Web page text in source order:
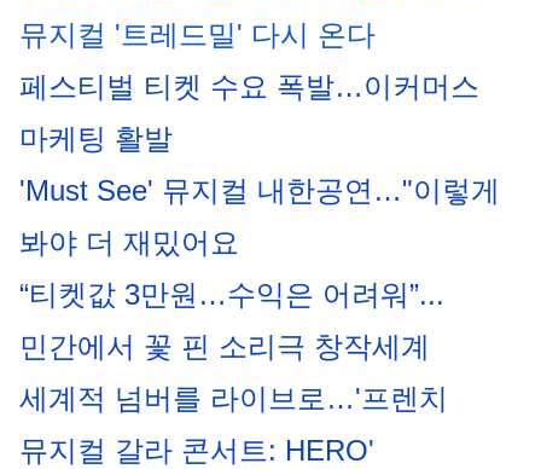
뮤지컬 '트레드밀' 다시 온다
페스티벌 티켓 수요 폭발…이커머스
마케팅 활발
'Must See' 뮤지컬 내한공연…"이렇게
봐야 더 재밌어요
“티켓값 3만원…수익은 어려워”...
민간에서 꽃 핀 소리극 창작세계
세계적 넘버를 라이브로…'프렌치
뮤지컬 갈라 콘서트: HERO'